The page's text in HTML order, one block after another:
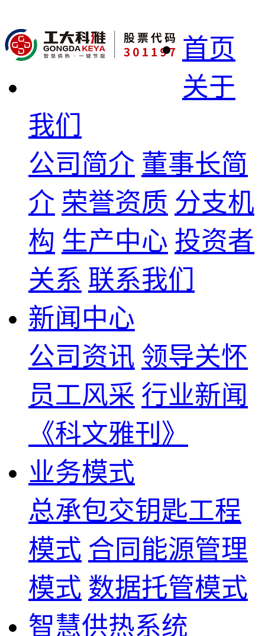
首页
关于
我们
公司简介 董事长简
介 荣誉资质 分支机
构 生产中心 投资者
关系 联系我们
新闻中心
公司资讯 领导关怀
员工风采 行业新闻
《科文雅刊》
业务模式
总承包交钥匙工程
模式 合同能源管理
模式 数据托管模式
智慧供热系统